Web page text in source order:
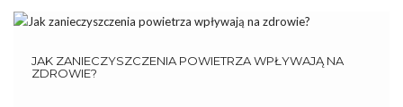
JAK ZANIECZYSZCZENIA POWIETRZA WPŁYWAJĄ NA
ZDROWIE?